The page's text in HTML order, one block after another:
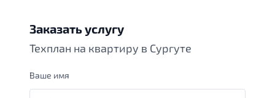
Заказать услугу
Техплан на квартиру в Сургуте
Ваше имя